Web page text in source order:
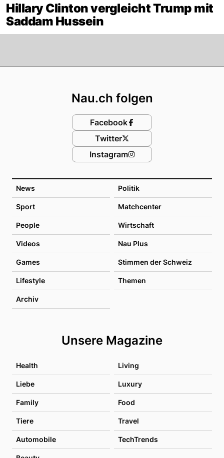
Hillary Clinton vergleicht Trump mit
Saddam Hussein
News Politik
Sport Matchcenter
People Wirtschaft
Videos Nau Plus
Games Stimmen der Schweiz
Lifestyle Themen
Archiv
Unsere Magazine
Health Living
Liebe Luxury
Family Food
Tiere Travel
Automobile TechTrends
Nau.ch folgen
Facebook
Twitter
Instagram